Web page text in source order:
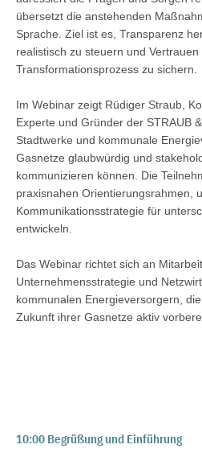
übersetzt die anstehenden
Sprache. Ziel ist es, Transparenz
realistisch zu steuern und Vertrauen
Transformationsprozess zu sichern.
Im Webinar zeigt Rüdiger Straub,
Experte und Gründer der STRAUB
Stadtwerke und kommunale
Gasnetze glaubwürdig und
kommunizieren können. Die
praxisnahen Orientierungsrahmen,
Kommunikationsstrategie für
entwickeln.
Das Webinar richtet sich an
Unternehmensstrategie und
kommunalen Energieversorgern,
Zukunft ihrer Gasnetze aktiv
10:00 Begrüßung und Einführung